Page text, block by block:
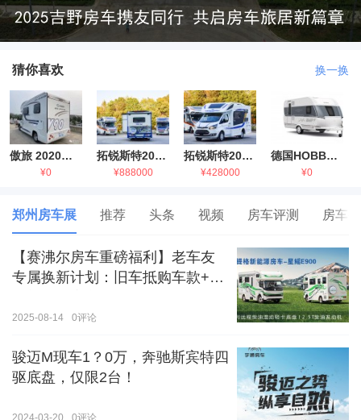
猜你喜欢 换一换
傲旅 2020金旅国六海狮房车
¥0
拓锐斯特2021款进口依维柯房车
¥888000
拓锐斯特2021款 福特T型锐典版房车
¥428000
德国HOBBY拖挂房车豪华版
¥0
郑州房车展 推荐 头条 视频 房车评测 房车
【赛沸尔房车重磅福利】老车友
专属换新计划：旧车抵购车款+额
2025-08-14 0评论
骏迈M现车1？0万，奔驰斯宾特四
驱底盘，仅限2台！
2024-03-20 0评论